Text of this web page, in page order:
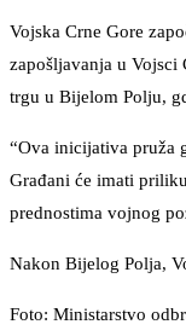
Vojska Crne Gore
zapošljavanja u Vojsci
trgu u Bijelom Polju,
“Ova inicijativa pruža
Građani će imati
prednostima vojnog
Nakon Bijelog Polja,
Foto: Ministarstvo